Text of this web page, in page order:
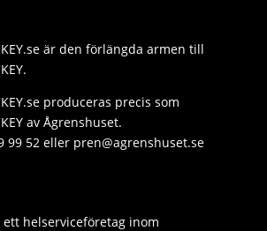
är den förlängda armen till
produceras precis som
av Ågrenshuset.
99 52 eller pren@agrenshuset.se
helserviceföretag inom